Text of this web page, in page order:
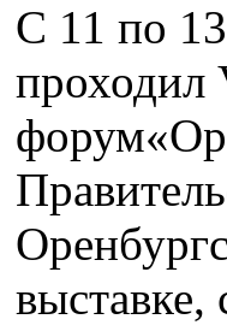
С 11 по
проходил
выставке,